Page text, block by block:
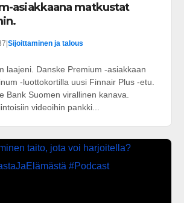
asiakkaana matkustat
Sijoittaminen ja talous
laajeni. Danske Premium -asiakkaan
-luottokortilla uusi Finnair Plus -etu.
Bank Suomen virallinen kanava.
videoihin pankki...